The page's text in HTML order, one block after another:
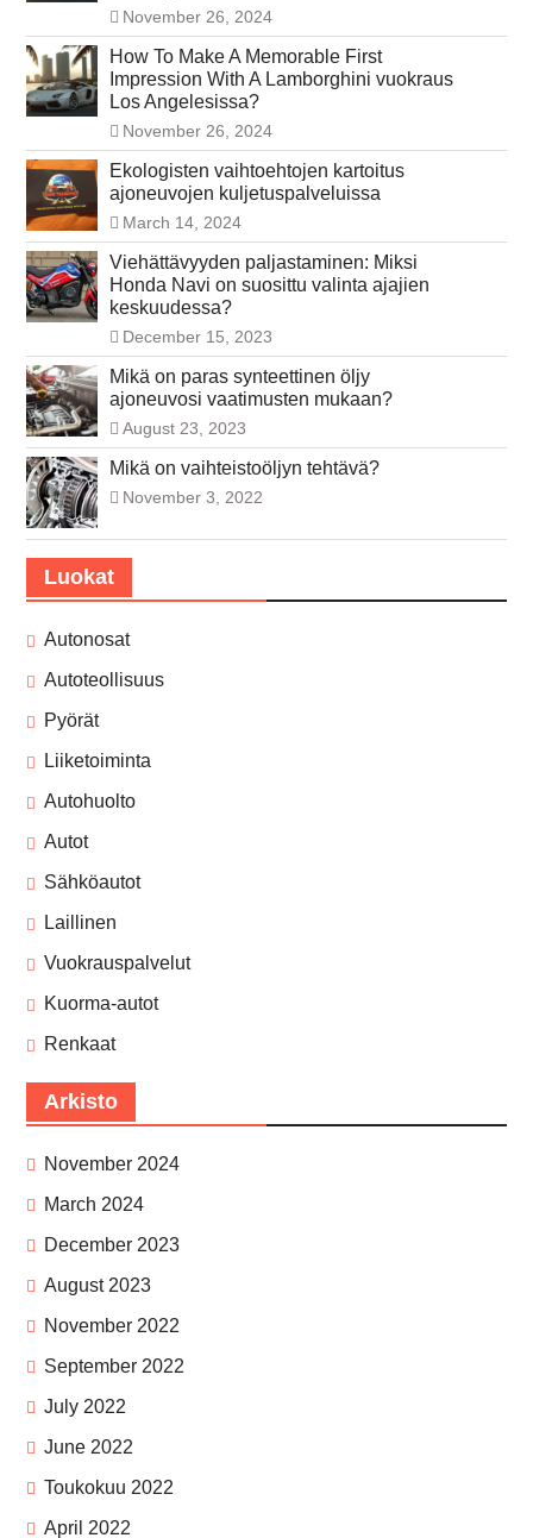
November 26, 2024
How To Make A Memorable First
Impression With A Lamborghini vuokraus
Los Angelesissa?
November 26, 2024
Ekologisten vaihtoehtojen kartoitus
ajoneuvojen kuljetuspalveluissa
March 14, 2024
Viehättävyyden paljastaminen: Miksi
Honda Navi on suosittu valinta ajajien
keskuudessa?
December 15, 2023
Mikä on paras synteettinen öljy
ajoneuvosi vaatimusten mukaan?
August 23, 2023
Mikä on vaihteistoöljyn tehtävä?
November 3, 2022
Luokat
Autonosat
Autoteollisuus
Pyörät
Liiketoiminta
Autohuolto
Autot
Sähköautot
Laillinen
Vuokrauspalvelut
Kuorma-autot
Renkaat
Arkisto
November 2024
March 2024
December 2023
August 2023
November 2022
September 2022
July 2022
June 2022
Toukokuu 2022
April 2022